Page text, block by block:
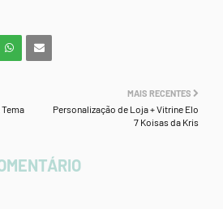
MAIS RECENTES
Personalização de Loja + Vitrine Elo
7 Koisas da Kris